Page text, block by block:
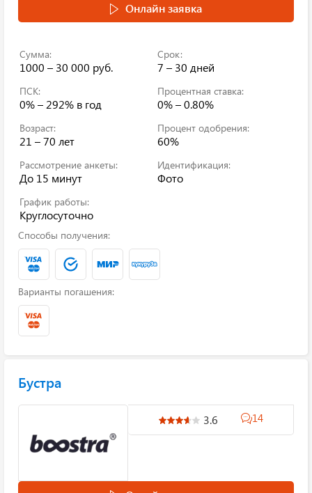
Онлайн заявка
Сумма:
1000 – 30 000 руб.
Срок:
7 – 30 дней
ПСК:
0% – 292% в год
Процентная ставка:
0% – 0.80%
Возраст:
21 – 70 лет
Процент одобрения:
60%
Рассмотрение анкеты:
До 15 минут
Идентификация:
Фото
График работы:
Круглосуточно
Способы получения:
Варианты погашения:
Бустра
3.6 14